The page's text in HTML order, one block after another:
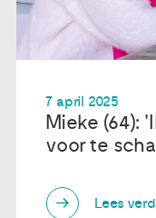
7 april 2025
Mieke (64):
voor te
Lees